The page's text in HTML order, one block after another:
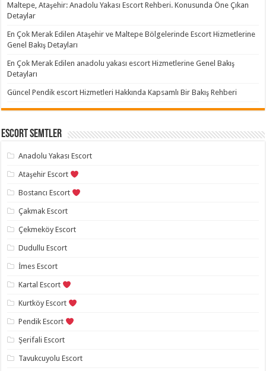
Maltepe, Ataşehir: Anadolu Yakası Escort Rehberi. Konusunda Öne Çıkan
Detaylar
En Çok Merak Edilen Ataşehir ve Maltepe Bölgelerinde Escort Hizmetlerine
Genel Bakış Detayları
En Çok Merak Edilen anadolu yakası escort Hizmetlerine Genel Bakış
Detayları
Güncel Pendik escort Hizmetleri Hakkında Kapsamlı Bir Bakış Rehberi
Escort Semtler
Anadolu Yakası Escort
Ataşehir Escort
Bostancı Escort
Çakmak Escort
Çekmeköy Escort
Dudullu Escort
İmes Escort
Kartal Escort
Kurtköy Escort
Pendik Escort
Şerifali Escort
Tavukcuyolu Escort